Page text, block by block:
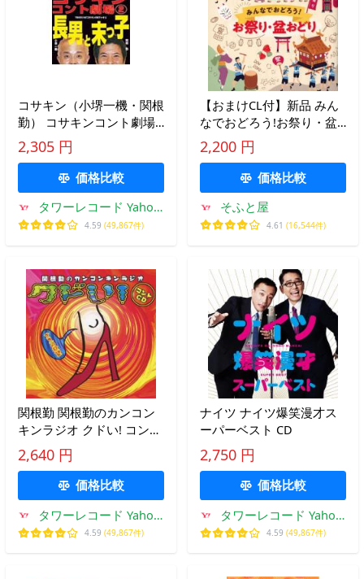
コサキン（小堺一機・関根
勤） コサキンコント劇場
(2) 長男と末っ子 CD
2,305 円
価格比較
タワーレコード Yahoo!
店
4.59 (49,867件)
【おまけCL付】新品 みん
なでおどろう!お祭り・盆
おどり / (CD) COCJ42271-
SK
2,200 円
価格比較
そふと屋
4.61 (16,544件)
関根勤 関根勤のカンコン
キンラジオ クドい! コント
CD〜オスの欲望〜 CD
2,640 円
価格比較
タワーレコード Yahoo!
店
4.59 (49,867件)
ナイツ ナイツ爆笑漫才ス
ーパーベスト CD
2,750 円
価格比較
タワーレコード Yahoo!
店
4.59 (49,867件)